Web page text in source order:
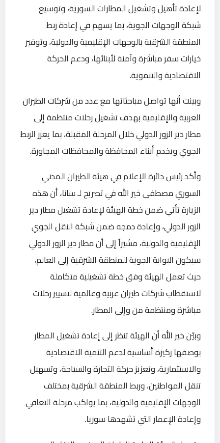
لإعادة تأهيل وتشغيل المطارات السورية، وتوسيع
شبكة الوجهات الجوية، بما يسهم في إعادة ربط
المنطقة الشرقية بالوجهات الإقليمية والدولية، وتوفير
خيارات سفر مباشرة وآمنة لأبنائها، ودعم الحركة
الاقتصادية والتنموية.
وبينت أنها تواصل مباحثاتها مع عدد من شركات الطيران
العربية والإقليمية بهدف تشغيل رحلات منتظمة إلى
مطار دير الزور الدولي خلال المرحلة المقبلة، بما يعزز الربط
الجوي ويخدم أبناء المحافظة والمحافظات المجاورة.
وأكد رئيس دائرة الإعلام في هيئة الطيران المدني
السوري مصطفى خير الله في تصريح لـ سانا، أن هذه
الزيارة تأتي ضمن خطة الهيئة لإعادة تشغيل مطار دير
الزور الدولي، وإعادة دمجه ضمن شبكة النقل الجوي
الإقليمية والدولية، مشيراً إلى أن مطار دير الزور الدولي
سيكون البوابة الجوية للمنطقة الشرقية إلى العالم،
حيث تعمل الهيئة وفق خطة تشغيلية متكاملة
لاستقطاب شركات طيران عربية وعالمية لتسيير رحلات
مباشرة ومنتظمة من وإلى المطار.
وبيّن خير الله أن الهيئة تنظر إلى إعادة تشغيل المطار
بوصفها ركيزة أساسية لدعم التنمية الاقتصادية
والاستثمارية، وتعزيز حركة التجارة والسياحة، وتسهيل
تنقل المواطنين، وربط المنطقة الشرقية بمختلف
الوجهات الإقليمية والدولية، بما يواكب مرحلة التعافي
وإعادة الإعمار التي تشهدها سوريا.